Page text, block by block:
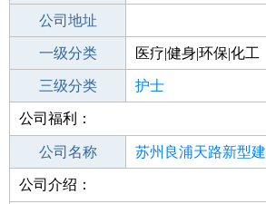
招聘结束时间
公司地址
一级分类 医疗|健身|环保|化工
二级分类 医疗/护理
三级分类 护士
其他行业
公司福利：
公司名称 苏州良浦天路新型
公司类型
公司介绍：